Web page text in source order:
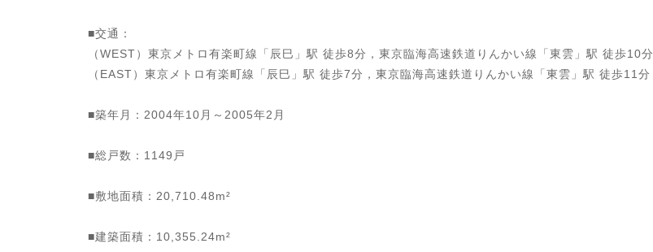
■交通：
（WEST）東京メトロ有楽町線「辰巳」駅 徒歩8分，東京臨海高速鉄道りんかい線「東雲」駅 徒歩10分
（EAST）東京メトロ有楽町線「辰巳」駅 徒歩7分，東京臨海高速鉄道りんかい線「東雲」駅 徒歩11分
■築年月：2004年10月～2005年2月
■総戸数：1149戸
■敷地面積：20,710.48m²
■建築面積：10,355.24m²